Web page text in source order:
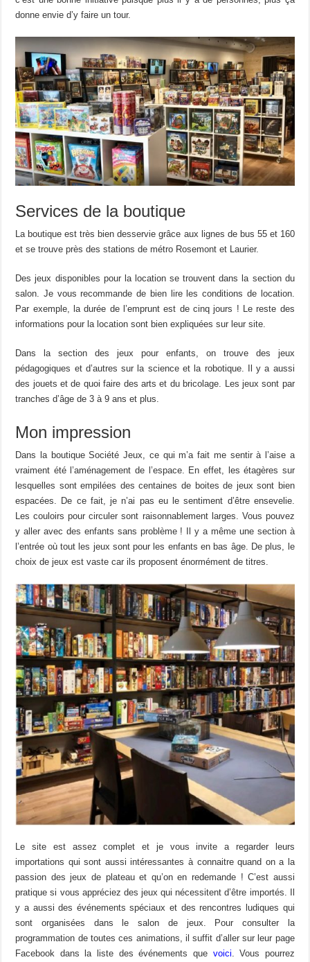
donne envie d’y faire un tour.
Services de la boutique
La boutique est très bien desservie grâce aux lignes de bus 55 et 160
et se trouve près des stations de métro Rosemont et Laurier.
Des jeux disponibles pour la location se trouvent dans la section du
salon. Je vous recommande de bien lire les conditions de location.
Par exemple, la durée de l’emprunt est de cinq jours ! Le reste des
informations pour la location sont bien expliquées sur leur site.
Dans la section des jeux pour enfants, on trouve des jeux
pédagogiques et d’autres sur la science et la robotique. Il y a aussi
des jouets et de quoi faire des arts et du bricolage. Les jeux sont par
tranches d’âge de 3 à 9 ans et plus.
Mon impression
Dans la boutique Société Jeux, ce qui m’a fait me sentir à l’aise a
vraiment été l’aménagement de l’espace. En effet, les étagères sur
lesquelles sont empilées des centaines de boites de jeux sont bien
espacées. De ce fait, je n’ai pas eu le sentiment d’être ensevelie.
Les couloirs pour circuler sont raisonnablement larges. Vous pouvez
y aller avec des enfants sans problème ! Il y a même une section à
l’entrée où tout les jeux sont pour les enfants en bas âge. De plus, le
choix de jeux est vaste car ils proposent énormément de titres.
Le site est assez complet et je vous invite a regarder leurs
importations qui sont aussi intéressantes à connaitre quand on a la
passion des jeux de plateau et qu’on en redemande ! C’est aussi
pratique si vous appréciez des jeux qui nécessitent d’être importés. Il
y a aussi des événements spéciaux et des rencontres ludiques qui
sont organisées dans le salon de jeux. Pour consulter la
programmation de toutes ces animations, il suffit d’aller sur leur page
Facebook dans la liste des événements que voici . Vous pourrez